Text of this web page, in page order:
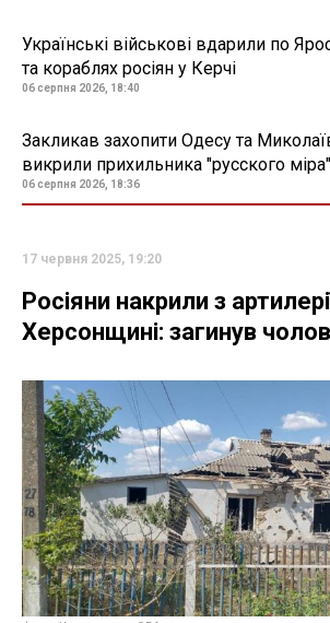
Українські військові вдарили по
та кораблях росіян у Керчі
06 серпня 2026, 18:40
Закликав захопити Одесу та
викрили прихильника "русского міра"
06 серпня 2026, 18:36
17 червня 2025, 19:20
Росіяни накрили з
Херсонщині: загинув